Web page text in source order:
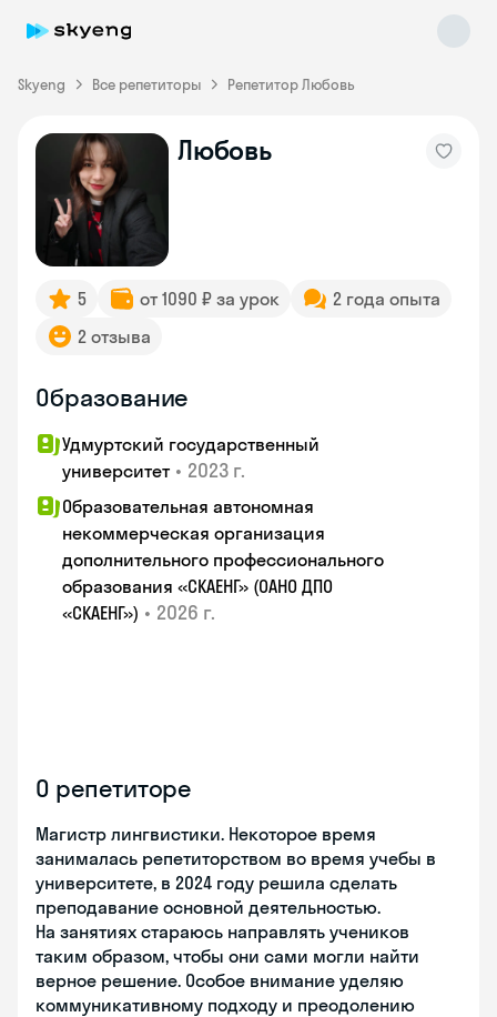
Skyeng Все репетиторы Репетитор Любовь
Любовь
5 от 1090 ₽ за урок
2 года опыта
2 отзыва
Образование
Удмуртский государственный
университет • 2023 г.
Образовательная автономная
некоммерческая организация
дополнительного профессионального
образования «СКАЕНГ» (ОАНО ДПО
«СКАЕНГ») • 2026 г.
О репетиторе
Магистр лингвистики. Некоторое время
занималась репетиторством во время учебы в
университете, в 2024 году решила сделать
преподавание основной деятельностью.
На занятиях стараюсь направлять учеников
таким образом, чтобы они сами могли найти
верное решение. Особое внимание уделяю
коммуникативному подходу и преодолению
Skyeng Chat
online